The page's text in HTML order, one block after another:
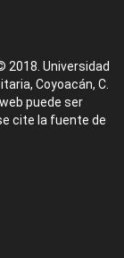
2018. Universidad
Coyoacán, C.
puede ser
cite la fuente de